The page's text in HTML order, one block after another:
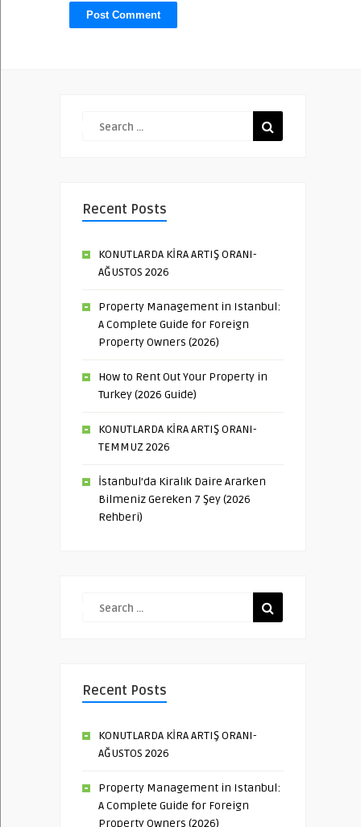
Recent Posts
KONUTLARDA KİRA ARTIŞ ORANI-
AĞUSTOS 2026
Property Management in Istanbul:
A Complete Guide for Foreign
Property Owners (2026)
How to Rent Out Your Property in
Turkey (2026 Guide)
KONUTLARDA KİRA ARTIŞ ORANI-
TEMMUZ 2026
İstanbul’da Kiralık Daire Ararken
Bilmeniz Gereken 7 Şey (2026
Rehberi)
Recent Posts
KONUTLARDA KİRA ARTIŞ ORANI-
AĞUSTOS 2026
Property Management in Istanbul:
A Complete Guide for Foreign
Property Owners (2026)